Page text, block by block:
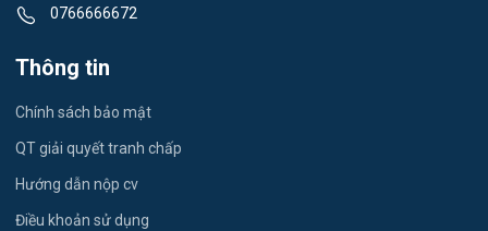
Tester
Đầu Bếp
Việc làm Đông Thuận
Việc làm Trường Xuân
Việc làm Trường Thành
Việc làm Đông Hiệp
Việc làm Trung Hưng
0766666672
Thông tin
Chính sách bảo mật
QT giải quyết tranh chấp
Hướng dẫn nộp cv
Điều khoản sử dụng